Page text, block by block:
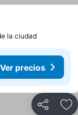
la ciudad
Ver precios
Compartir